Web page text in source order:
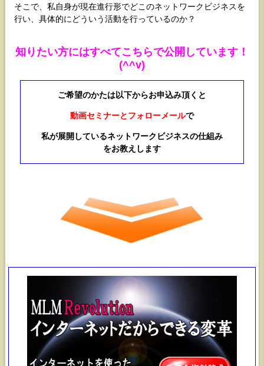
そこで、私自身が現在進行形でどこのネットワークビジネスを
行い、具体的にどういう活動を行っているのか？
知りたい方にはすべてこちらで公開しています！
(^^v)
ご希望のかたは以下からお申込み頂くと
動画セミナーとフォローメールで
私が展開しているネットワークビジネスの仕組み
をお教えします